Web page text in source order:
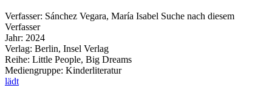
Verfasser: Sánchez Vegara, María Isabel Suche nach diesem
Verfasser
Jahr: 2024
Verlag: Berlin, Insel Verlag
Reihe: Little People, Big Dreams
Mediengruppe: Kinderliteratur
lädt